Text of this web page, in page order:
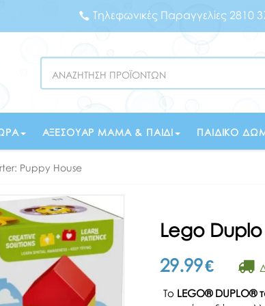
Τηλεφωνικές Παραγγελίες 2810
ΑΞΕΣΟΥΆΡ ΜΑΜΆ & ΠΑΙΔΊ ΠΑΙΔΙΚΌ
Puppy House
Lego
29.99€
Το LEGO® DUPLO®